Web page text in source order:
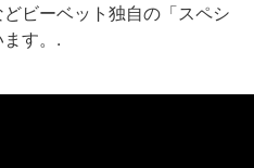
ビーベット独自の「スペシ
す。.